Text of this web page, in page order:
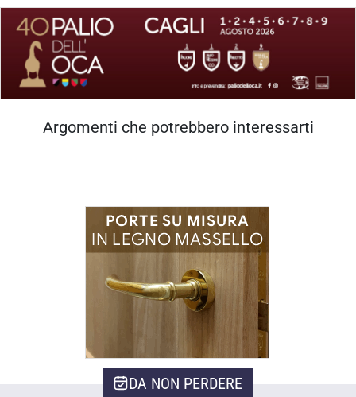
DA NON PERDERE
Argomenti che potrebbero interessarti